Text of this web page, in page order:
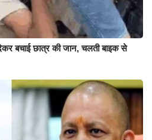
बचाई छात्र की जान, चलती बाइक से